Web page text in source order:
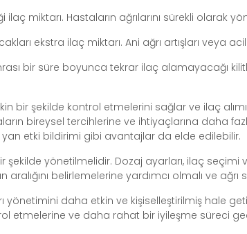
miktarı. Hastaların ağrılarını sürekli olarak
ekstra ilaç miktarı. Ani ağrı artışları veya
bir süre boyunca tekrar ilaç alamayacağı
bir şekilde kontrol etmelerini sağlar ve ilaç
bireysel tercihlerine ve ihtiyaçlarına daha
etki bildirimi gibi avantajlar da elde edilebilir.
şekilde yönetilmelidir. Dozaj ayarları, ilaç
belirlemelerine yardımcı olmalı ve
yönetimini daha etkin ve kişiselleştirilmiş hale
etmelerine ve daha rahat bir iyileşme süreci